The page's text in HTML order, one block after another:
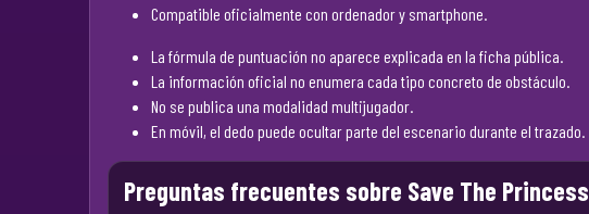
Compatible oficialmente con ordenador y smartphone.
La fórmula de puntuación no aparece explicada en la ficha pública.
La información oficial no enumera cada tipo concreto de obstáculo.
No se publica una modalidad multijugador.
En móvil, el dedo puede ocultar parte del escenario durante el trazado.
Preguntas frecuentes sobre Save The Princess